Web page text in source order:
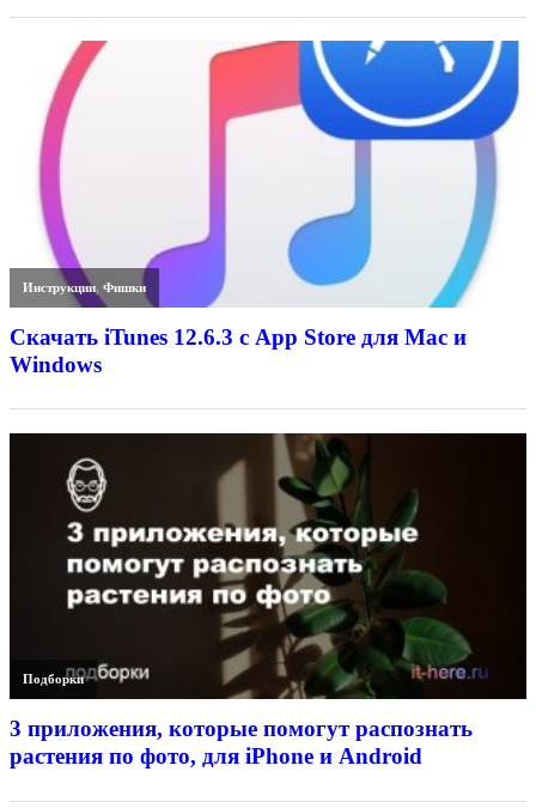
Инструкции,Фишки
Скачать iTunes 12.6.3 с App Store для Mac и
Windows
Подборки
3 приложения, которые помогут распознать
растения по фото, для iPhone и Android